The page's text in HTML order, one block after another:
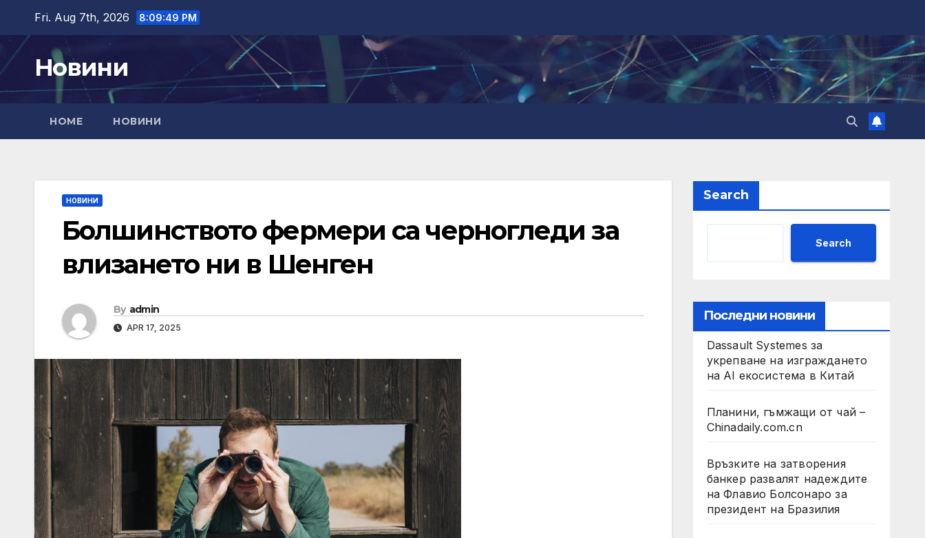
content
Fri. Aug 7th, 2026 8:09:50 PM
Новини
HOME НОВИНИ
НОВИНИ
Болшинството фермери са черногледи за
влизането ни в Шенген
By admin
APR 17, 2025
Search
Search
Последни новини
Dassault Systemes за
укрепване на изграждането
на AI екосистема в Китай
Планини, гъмжащи от чай –
Chinadaily.com.cn
Връзките на затворения
банкер развалят надеждите
на Флавио Болсонаро за
президент на Бразилия